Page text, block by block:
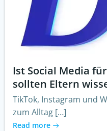
Ist Social Media
sollten Eltern
TikTok, Instagram und
zum Alltag […]
Read more